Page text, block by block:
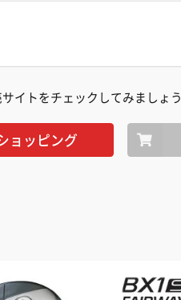
イトをチェックしてみましょう
ョッピング